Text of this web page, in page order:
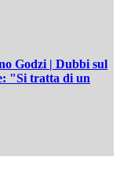
Godzi | Dubbi sul
"Si tratta di un